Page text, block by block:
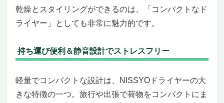
乾燥とスタイリングができるのは、「コンパクトなド
ライヤー」としても非常に魅力的です。
持ち運び便利＆静音設計でストレスフリー
軽量でコンパクトな設計は、NISSYOドライヤーの大
きな特徴の一つ。旅行や出張で荷物をコンパクトにま